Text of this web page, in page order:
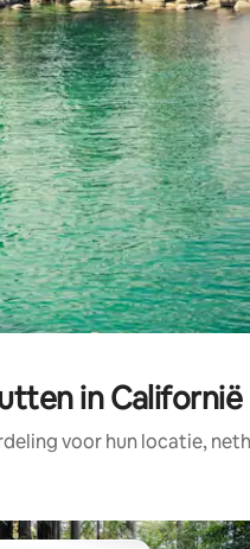
in Californië
voor hun locatie,